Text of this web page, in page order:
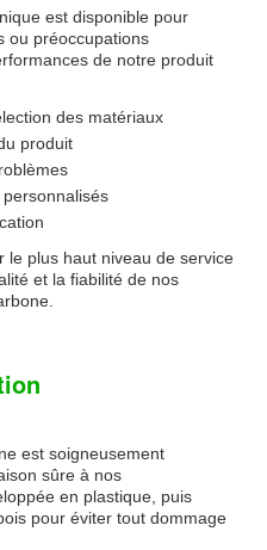
est disponible pour
ou préoccupations
de notre produit
des matériaux
produit
le plus haut niveau de service
et la fiabilité de nos
est soigneusement
sûre à nos
en plastique, puis
pour éviter tout dommage